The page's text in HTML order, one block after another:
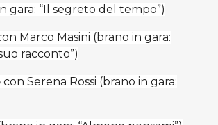
gara: “Il segreto del tempo”)
Marco Masini (brano in gara:
racconto”)
con Serena Rossi (brano in gara: